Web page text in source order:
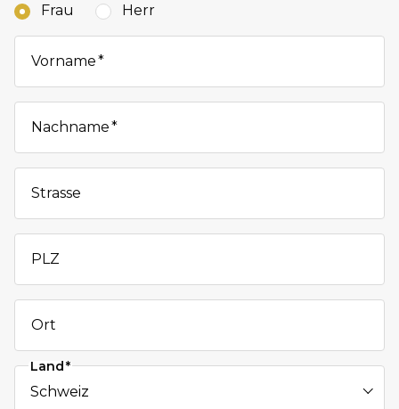
Frau Herr
Vorname
Nachname
Strasse
PLZ
Ort
Land